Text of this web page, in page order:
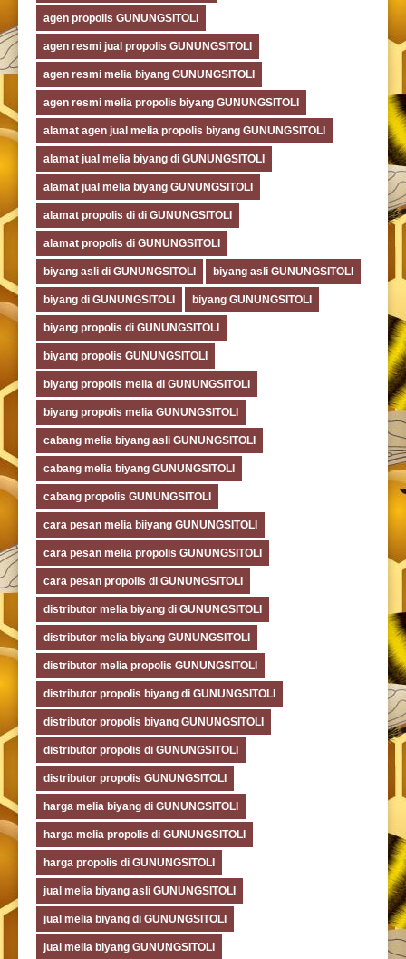
agen propolis GUNUNGSITOLI
agen resmi jual propolis GUNUNGSITOLI
agen resmi melia biyang GUNUNGSITOLI
agen resmi melia propolis biyang GUNUNGSITOLI
alamat agen jual melia propolis biyang GUNUNGSITOLI
alamat jual melia biyang di GUNUNGSITOLI
alamat jual melia biyang GUNUNGSITOLI
alamat propolis di di GUNUNGSITOLI
alamat propolis di GUNUNGSITOLI
biyang asli di GUNUNGSITOLI biyang asli GUNUNGSITOLI
biyang di GUNUNGSITOLI biyang GUNUNGSITOLI
biyang propolis di GUNUNGSITOLI
biyang propolis GUNUNGSITOLI
biyang propolis melia di GUNUNGSITOLI
biyang propolis melia GUNUNGSITOLI
cabang melia biyang asli GUNUNGSITOLI
cabang melia biyang GUNUNGSITOLI
cabang propolis GUNUNGSITOLI
cara pesan melia biiyang GUNUNGSITOLI
cara pesan melia propolis GUNUNGSITOLI
cara pesan propolis di GUNUNGSITOLI
distributor melia biyang di GUNUNGSITOLI
distributor melia biyang GUNUNGSITOLI
distributor melia propolis GUNUNGSITOLI
distributor propolis biyang di GUNUNGSITOLI
distributor propolis biyang GUNUNGSITOLI
distributor propolis di GUNUNGSITOLI
distributor propolis GUNUNGSITOLI
harga melia biyang di GUNUNGSITOLI
harga melia propolis di GUNUNGSITOLI
harga propolis di GUNUNGSITOLI
jual melia biyang asli GUNUNGSITOLI
jual melia biyang di GUNUNGSITOLI
jual melia biyang GUNUNGSITOLI